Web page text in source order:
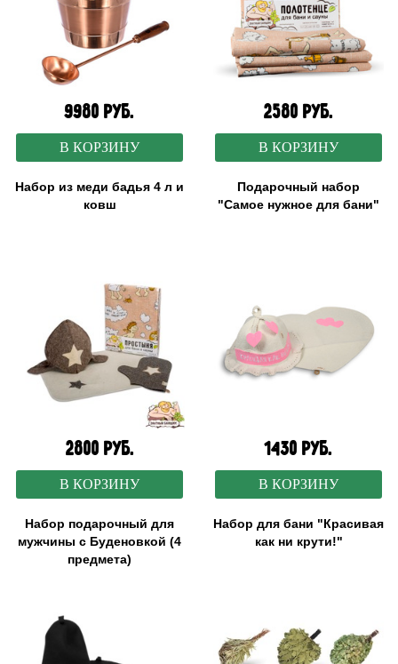
9980 руб.
В КОРЗИНУ
Набор из меди бадья 4 л и
ковш
2580 руб.
В КОРЗИНУ
Подарочный набор
"Самое нужное для бани"
2800 руб.
В КОРЗИНУ
Набор подарочный для
мужчины с Буденовкой (4
предмета)
1430 руб.
В КОРЗИНУ
Набор для бани "Красивая
как ни крути!"